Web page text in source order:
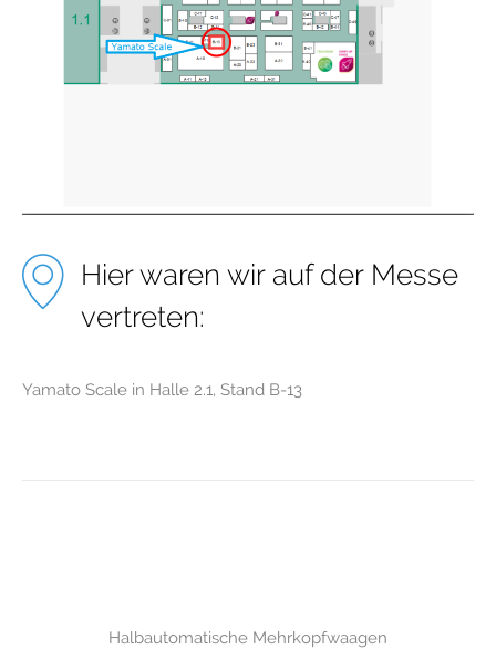
Hier waren wir auf der Messe
vertreten:
Yamato Scale in Halle 2.1, Stand B-13
Halbautomatische Mehrkopfwaagen